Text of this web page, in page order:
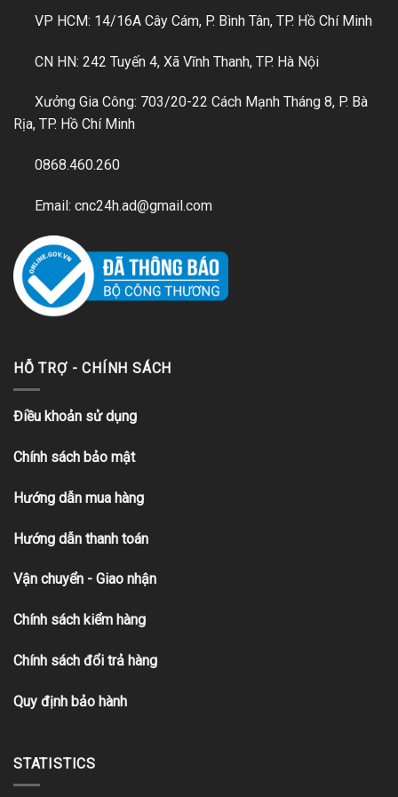
VP HCM: 14/16A Cây Cám, P. Bình Tân, TP. Hồ Chí Minh
CN HN: 242 Tuyến 4, Xã Vĩnh Thanh, TP. Hà Nội
Xưởng Gia Công: 703/20-22 Cách Mạnh Tháng 8, P. Bà
Rịa, TP. Hồ Chí Minh
0868.460.260
Email: cnc24h.ad@gmail.com
HỖ TRỢ - CHÍNH SÁCH
Điều khoản sử dụng
Chính sách bảo mật
Hướng dẫn mua hàng
Hướng dẫn thanh toán
Vận chuyển - Giao nhận
Chính sách kiểm hàng
Chính sách đổi trả hàng
Quy định bảo hành
STATISTICS